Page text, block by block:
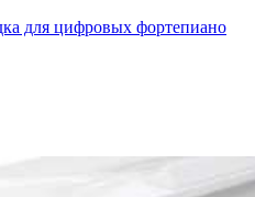
для цифровых фортепиано